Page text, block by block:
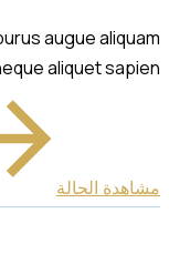
augue aliquam
aliquet sapien.
مشاهدة الحالة